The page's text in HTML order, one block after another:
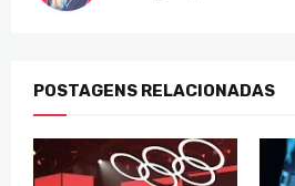
POSTAGENS RELACIONADAS